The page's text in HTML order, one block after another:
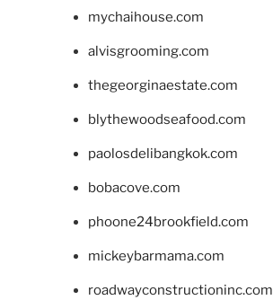
mychaihouse.com
alvisgrooming.com
thegeorginaestate.com
blythewoodseafood.com
paolosdelibangkok.com
bobacove.com
phoone24brookfield.com
mickeybarmama.com
roadwayconstructioninc.com